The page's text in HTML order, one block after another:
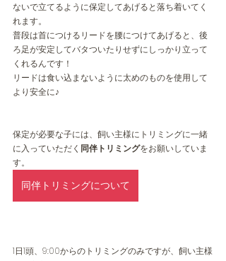
ないで立てるように保定してあげると落ち着いてく
れます。
普段は首につけるリードを腰につけてあげると、後
ろ足が安定してバタついたりせずにしっかり立って
くれるんです！
リードは食い込まないように太めのものを使用して
より安全に♪
保定が必要な子には、飼い主様にトリミングに一緒
に入っていただく 同伴トリミングをお願いしていま
す。
同伴トリミングについて
1日1頭、9:00からのトリミングのみですが、飼い主様